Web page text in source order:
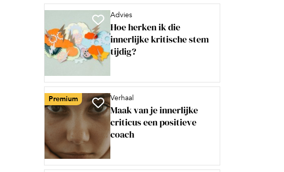
Advies
Hoe herken ik die
innerlijke kritische stem
tijdig?
Premium Verhaal
Maak van je innerlijke
criticus een positieve
coach